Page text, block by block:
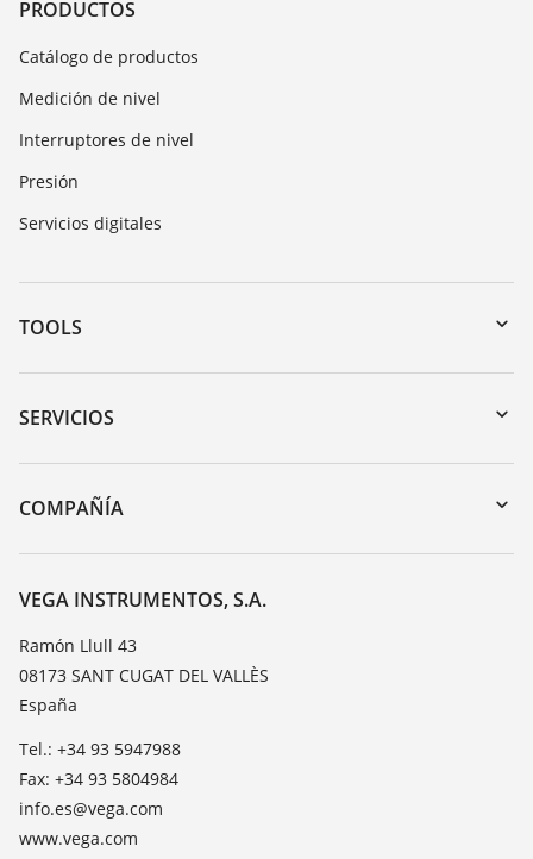
PRODUCTOS
Catálogo de productos
Medición de nivel
Interruptores de nivel
Presión
Servicios digitales
TOOLS
Zona de descarga
Búsqueda por número de serie
DTM Collection/PACTware
SERVICIOS
Devolución de instrumentos
Cursos de formacion
Lista de resistencias
TeamViewer
COMPAÑÍA
Acerca de VEGA
Contacto
Notícias
Prensa
Blog
VEGA INSTRUMENTOS, S.A.
Ramón Llull 43
08173 SANT CUGAT DEL VALLÈS
España
Tel.: +34 93 5947988
Fax: +34 93 5804984
info.es@vega.com
www.vega.com